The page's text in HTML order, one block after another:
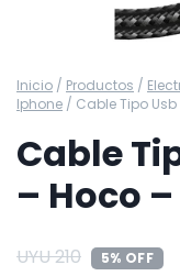
Inicio / Productos /
Iphone / Cable Tipo
Cable
– Hoco
UYU210 5% OFF